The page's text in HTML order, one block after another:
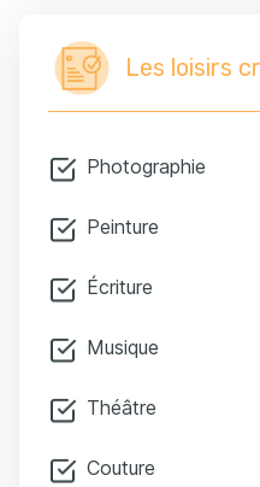
Les loisirs
Photographie
Peinture
Écriture
Musique
Théâtre
Couture